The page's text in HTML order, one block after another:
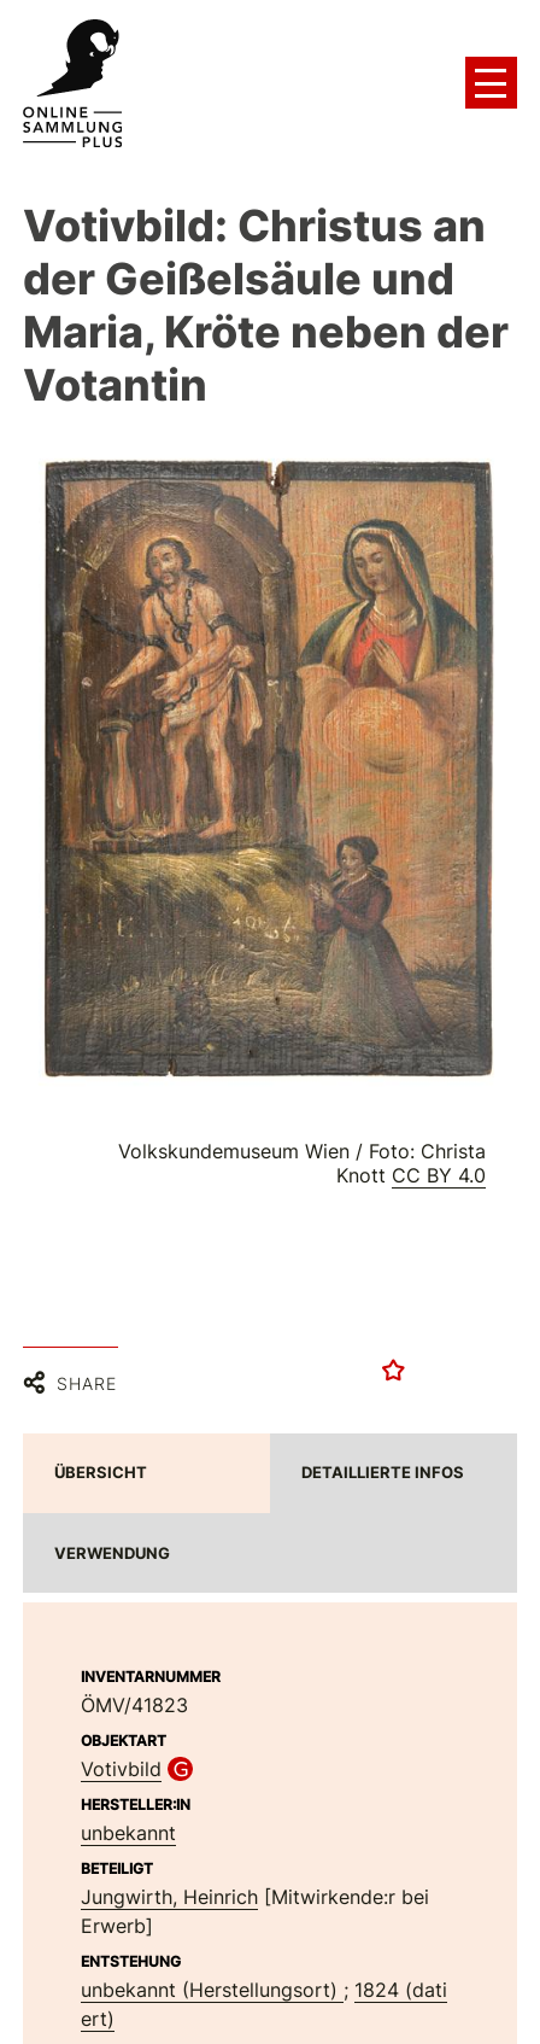
Votivbild: Christus an
der Geißelsäule und
Maria, Kröte neben der
Votantin
Volkskundemuseum Wien / Foto: Christa
Knott CC BY 4.0
SHARE
ÜBERSICHT DETAILLIERTE INFOS
VERWENDUNG
INVENTARNUMMER
ÖMV/41823
OBJEKTART
Votivbild
HERSTELLER:IN
unbekannt
BETEILIGT
Jungwirth, Heinrich [Mitwirkende:r bei
Erwerb]
ENTSTEHUNG
unbekannt (Herstellungsort) ; 1824 (dati
ert)